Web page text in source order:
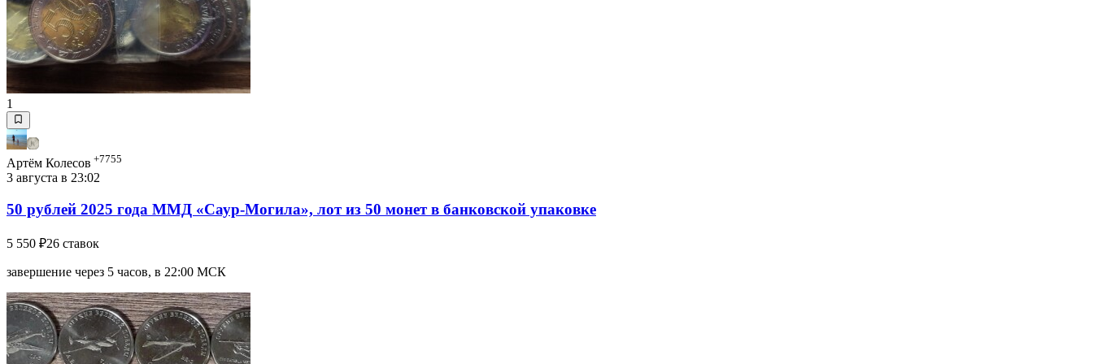
1
Артём Колесов +7755
3 августа в 23:02
50 рублей 2025 года ММД «Саур-Могила», лот из 50 монет в банковской упаковке
5 550 ₽26 ставок
завершение через 5 часов, в 22:00 МСК